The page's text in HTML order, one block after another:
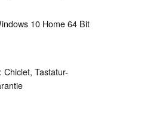
10 Home 64 Bit
Tastatur-